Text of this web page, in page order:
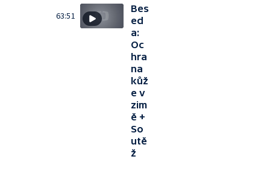
63:51
Bes
ed
a:
Oc
hra
na
kůž
e v
zim
ě +
So
utě
ž